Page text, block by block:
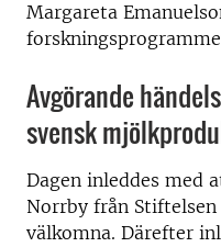
Margareta
Avgörande
svensk
Dagen inleddes med
Norrby från
välkomna. Därefter